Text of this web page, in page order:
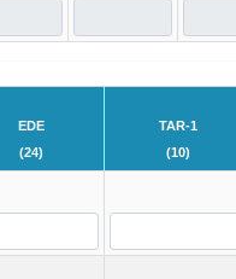
EDE
(24)
TAR-1
(10)